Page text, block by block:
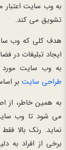
به وب سایت
تشویق می کند.
هدف کلی که وب
ایجاد تبلیغات در
به وب سایت مورد
طراحی سایتبر
به همین خاطر، از
می شود تا وب
نماید. رنک بالا
برخی از افراد به